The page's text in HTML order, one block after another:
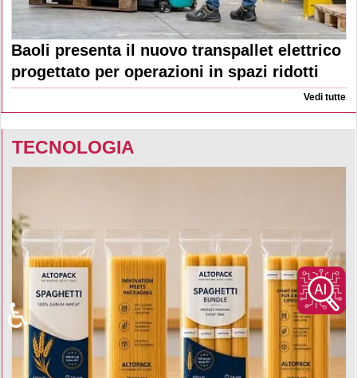
Baoli presenta il nuovo transpallet elettrico
progettato per operazioni in spazi ridotti
Vedi tutte
TECNOLOGIA